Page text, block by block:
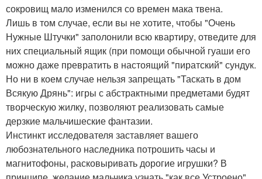
сокровищ мало изменился со времен мака твена.
Лишь в том случае, если вы не хотите, чтобы "Очень
Нужные Штучки" заполонили всю квартиру, отведите для
них специальный ящик (при помощи обычной гуаши его
можно даже превратить в настоящий "пиратский" сундук.
Но ни в коем случае нельзя запрещать "Таскать в дом
Всякую Дрянь": игры с абстрактными предметами будят
творческую жилку, позволяют реализовать самые
дерзкие мальчишеские фантазии.
Инстинкт исследователя заставляет вашего
любознательного наследника потрошить часы и
магнитофоны, расковыривать дорогие игрушки? В